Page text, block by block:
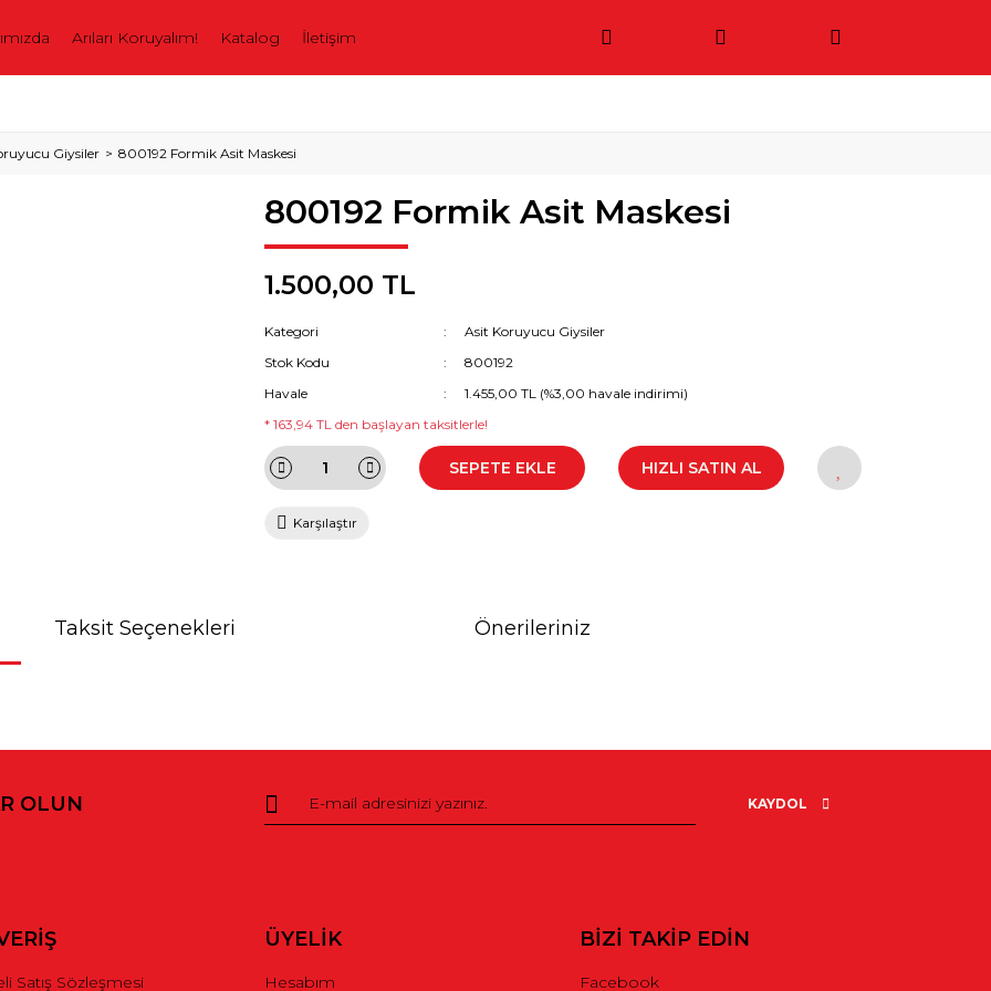
Arıları Koruyalım! Katalog İletişim
Giysiler 800192 Formik Asit Maskesi
800192 Formik Asit Maskesi
1.500,00 TL
Kategori
Asit Koruyucu Giysiler
Stok Kodu
800192
Havale
1.455,00 TL (%3,00 havale indirimi)
* 163,94 TL den başlayan taksitlerle!
SEPETE EKLE HIZLI SATIN AL
Karşılaştır
Taksit Seçenekleri Önerileriniz
OLUN KAYDOL
Satış Sözleşmesi
ÜYELİK
Hesabım
BİZİ TAKİP EDİN
Facebook